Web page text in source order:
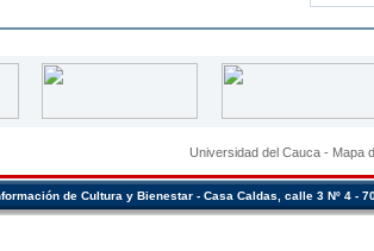
Universidad del Cauca- Mapa
de Cultura y Bienestar - Casa Caldas, calle 3 Nº 4 -